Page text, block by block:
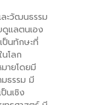
ละวัฒนธรรม
ดูแลตนเอง
นทักษะที่
โลก
ายโดยมี
มธรรม มี
นเชิง